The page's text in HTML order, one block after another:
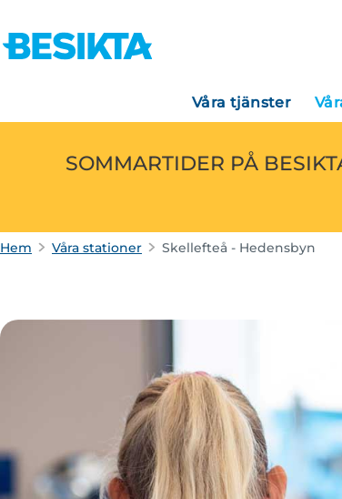
Våra tjänster
SOMMARTIDER PÅ
Hem Våra stationer Skellefteå - Hedensbyn